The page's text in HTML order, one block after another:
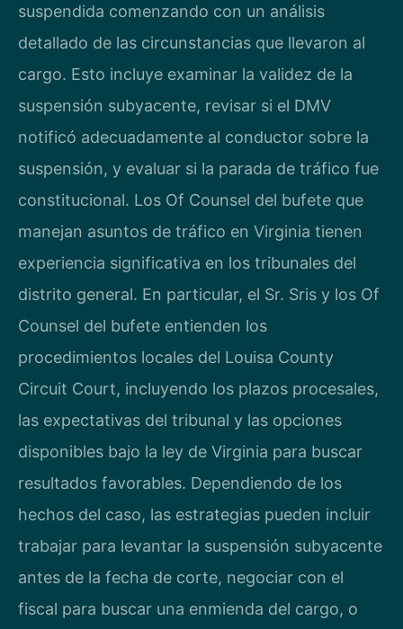
suspendida comenzando con un análisis
detallado de las circunstancias que llevaron al
cargo. Esto incluye examinar la validez de la
suspensión subyacente, revisar si el DMV
notificó adecuadamente al conductor sobre la
suspensión, y evaluar si la parada de tráfico fue
constitucional. Los Of Counsel del bufete que
manejan asuntos de tráfico en Virginia tienen
experiencia significativa en los tribunales del
distrito general. En particular, el Sr. Sris y los Of
Counsel del bufete entienden los
procedimientos locales del Louisa County
Circuit Court, incluyendo los plazos procesales,
las expectativas del tribunal y las opciones
disponibles bajo la ley de Virginia para buscar
resultados favorables. Dependiendo de los
hechos del caso, las estrategias pueden incluir
trabajar para levantar la suspensión subyacente
antes de la fecha de corte, negociar con el
fiscal para buscar una enmienda del cargo, o